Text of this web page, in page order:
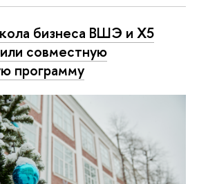
бизнеса ВШЭ и Х5
совместную
программу